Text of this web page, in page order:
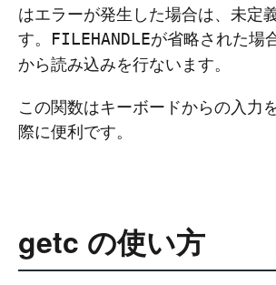
はエラーが発生した場合は、未定
す。
FILEHANDLEが省略された場
から読み込みを行ないます。
この関数はキーボードからの入力
際に便利です。
getc の使い方